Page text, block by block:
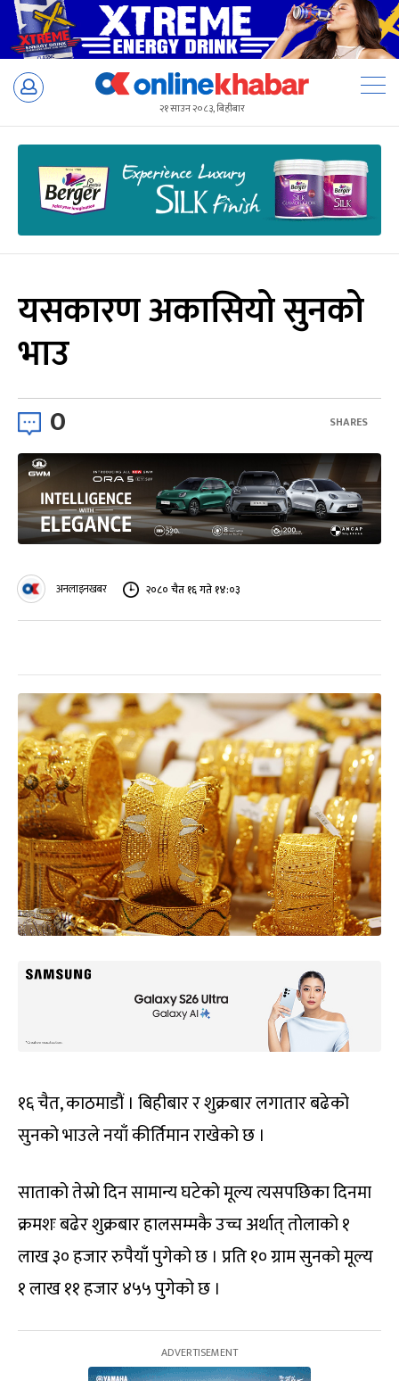
Skip
२१ साउन २०८३, बिहीबार
यसकारण अकासियो सुनको
भाउ
0 SHARES
अनलाइनखबर २०८० चैत १६ गते १४:०३
१६ चैत, काठमाडौं । बिहीबार र शुक्रबार लगातार बढेको
सुनको भाउले नयाँ कीर्तिमान राखेको छ ।
साताको तेस्रो दिन सामान्य घटेको मूल्य त्यसपछिका दिनमा
क्रमशः बढेर शुक्रबार हालसम्मकै उच्च अर्थात् तोलाको १
लाख ३० हजार रुपैयाँ पुगेको छ । प्रति १० ग्राम सुनको मूल्य
१ लाख ११ हजार ४५५ पुगेको छ ।